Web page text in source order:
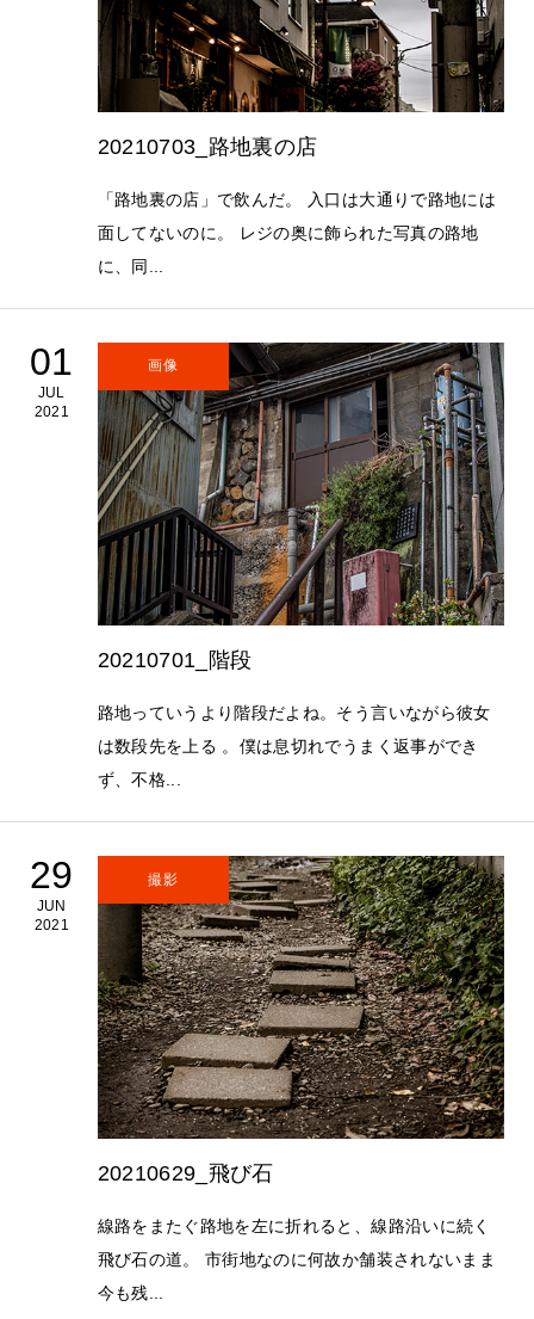
20210703_路地裏の店
「路地裏の店」で飲んだ。 入口は大通りで路地には
面してないのに。 レジの奥に飾られた写真の路地
に、同...
01
JUL
2021
画像
20210701_階段
路地っていうより階段だよね。そう言いながら彼女
は数段先を上る 。僕は息切れでうまく返事ができ
ず、不格...
29
JUN
2021
撮影
20210629_飛び石
線路をまたぐ路地を左に折れると、線路沿いに続く
飛び石の道。 市街地なのに何故か舗装されないまま
今も残...